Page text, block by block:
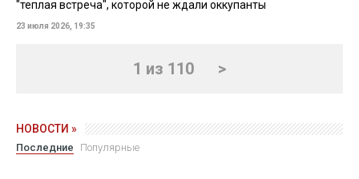
"теплая встреча", которой не ждали оккупанты
23 июля 2026, 19:35
1 из 110 >
НОВОСТИ »
Последние Популярные